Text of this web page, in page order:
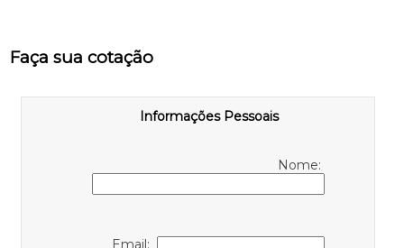
Faça sua cotação
Informações Pessoais
Nome:
Email: